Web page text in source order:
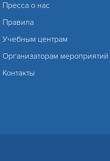
Пресса о нас
Правила
Учебным центрам
Организаторам мероприятий
Контакты